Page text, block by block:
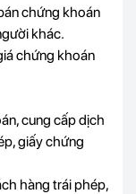
chứng khoán
khác.
chứng khoán
cung cấp dịch
giấy chứng
hàng trái phép,